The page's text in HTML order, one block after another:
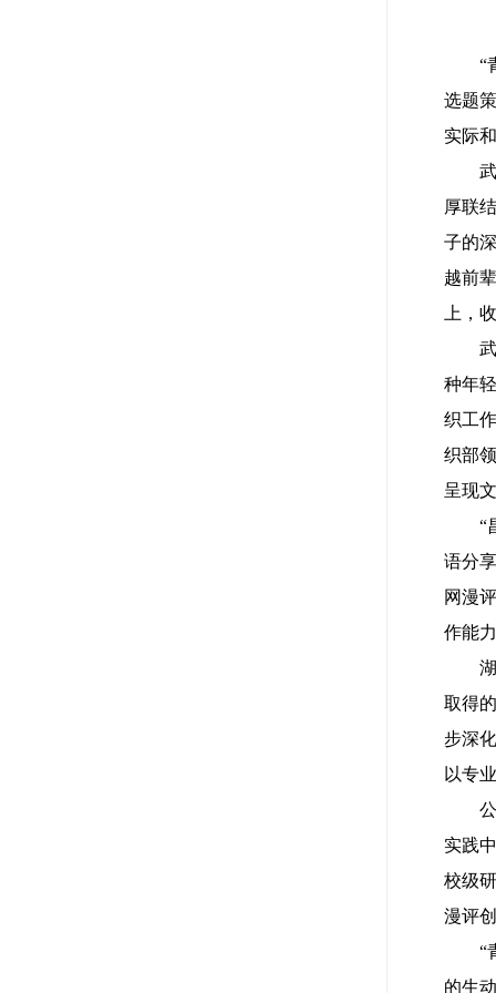
“
选题
实际
厚联
子的
越前
上，
种年
织工
织部
呈现
“
语分
网漫
作能
取得
步深
以专
实践
校级
漫评
“
的生